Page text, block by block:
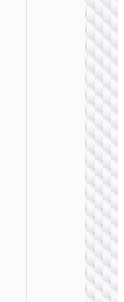
车载充
Z58B
48W
车载